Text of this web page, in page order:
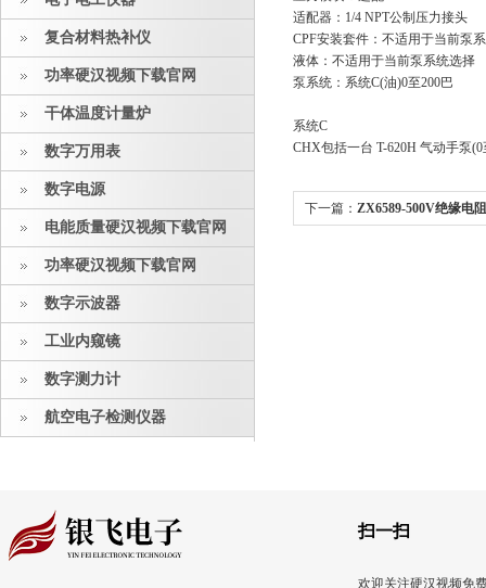
复合材料热补仪
功率硬汉视频下载官网
干体温度计量炉
数字万用表
数字电源
电能质量硬汉视频下载官网
功率硬汉视频下载官网
数字示波器
工业内窥镜
数字测力计
航空电子检测仪器
适配器：1/4 NPT公制压力接头
CPF安装套件：不适用于当前泵
液体：不适用于当前泵系统选择
泵系统：系统C(油)0至200巴
系统C
CHX包括一台 T-620H 气动手泵(0
下一篇： ZX6589-500V绝缘电
扫一扫
欢迎关注硬汉视频免